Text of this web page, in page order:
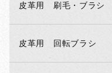
皮革用 刷毛・ブラシ
皮革用 回転ブラシ